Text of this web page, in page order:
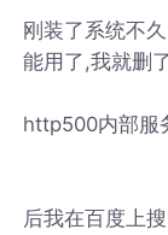
刚装了系统不
能用了,我就删
http500内部服
后我在百度上